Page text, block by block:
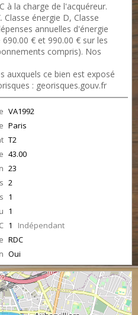
à la charge de l'acquéreur.
énergie D, Classe
annuelles d'énergie
€ et 990.00 € sur les
compris). Nos
auxquels ce bien est exposé
: georisques.gouv.fr
VA1992
Paris
T2
43.00
23
2
1
1
1 Indépendant
RDC
Oui